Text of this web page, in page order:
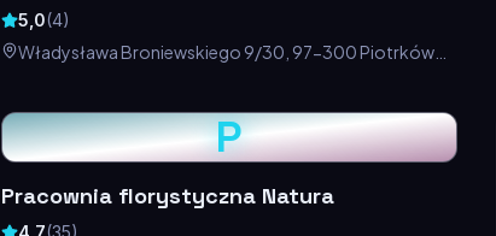
5,0(4)
Władysława Broniewskiego 9/30, 97-300 Piotrków
P
Pracownia florystyczna Natura